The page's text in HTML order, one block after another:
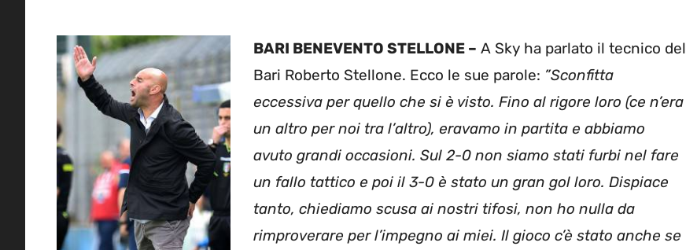
BARI BENEVENTO STELLONE – A Sky ha parlato il tecnico del
Bari Roberto Stellone. Ecco le sue parole: ”Sconfitta
eccessiva per quello che si è visto. Fino al rigore loro (ce n’era
un altro per noi tra l’altro), eravamo in partita e abbiamo
avuto grandi occasioni. Sul 2-0 non siamo stati furbi nel fare
un fallo tattico e poi il 3-0 è stato un gran gol loro. Dispiace
tanto, chiediamo scusa ai nostri tifosi, non ho nulla da
rimproverare per l’impegno ai miei. Il gioco c’è stato anche se